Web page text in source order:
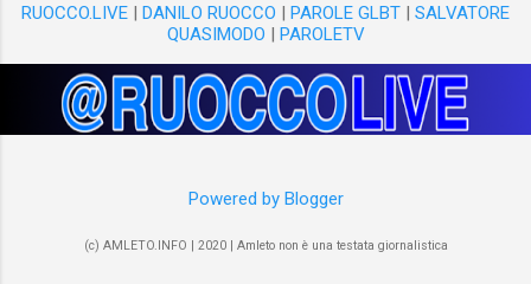
RUOCCO.LIVE | DANILO RUOCCO | PAROLE GLBT | SALVATORE
QUASIMODO | PAROLETV
Powered by Blogger
(c) AMLETO.INFO | 2020 | Amleto non è una testata giornalistica